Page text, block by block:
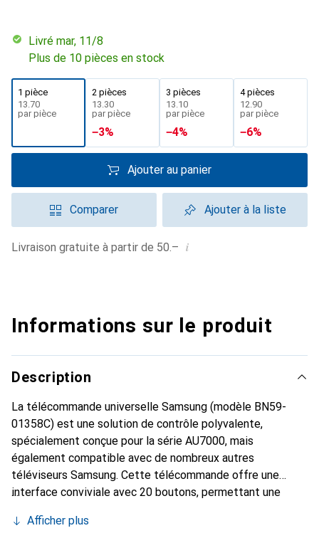
Livré mar, 11/8
Plus de 10 pièces en stock
1 pièce
CHF
13.70
par pièce
2 pièces
CHF
13.30
par pièce
−3%
3 pièces
CHF
13.10
par pièce
−4%
4 pièces
CHF
12.90
par pièce
−6%
Ajouter au panier
Comparer Ajouter à la liste
Livraison gratuite à partir de 50.– i
Informations sur le produit
Description
La télécommande universelle Samsung (modèle BN59-
01358C) est une solution de contrôle polyvalente,
spécialement conçue pour la série AU7000, mais
également compatible avec de nombreux autres
téléviseurs Samsung. Cette télécommande offre une
interface conviviale avec 20 boutons, permettant une
idéale pour les utilisateurs à la recherche d'une
Afficher plus